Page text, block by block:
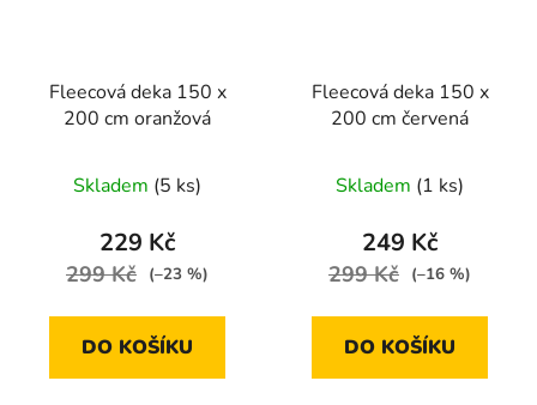
Fleecová deka 150 x
200 cm oranžová
Skladem (5 ks)
229 Kč
299 Kč (–23 %)
DO KOŠÍKU
Fleecová deka 150 x
200 cm červená
Skladem (1 ks)
249 Kč
299 Kč (–16 %)
DO KOŠÍKU